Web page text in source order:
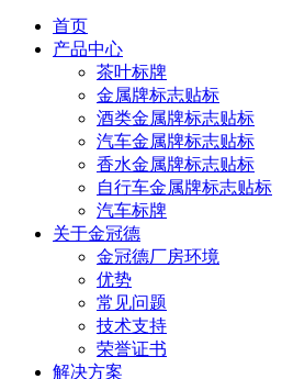
首页
产品中心
茶叶标牌
金属牌标志贴标
酒类金属牌标志贴标
汽车金属牌标志贴标
香水金属牌标志贴标
自行车金属牌标志贴标
汽车标牌
关于金冠德
金冠德厂房环境
优势
常见问题
技术支持
荣誉证书
解决方案